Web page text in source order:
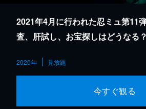
2021年4月に行われた忍ミュ第11
査、肝試し、お宝探しはどうなる？
2020年 見放題
今すぐ観る